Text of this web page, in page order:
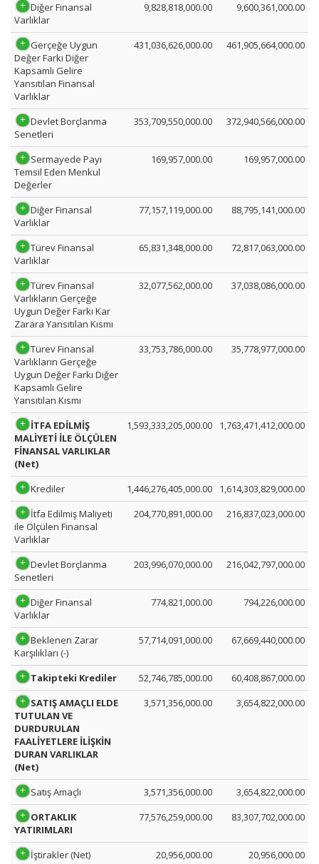
Diğer Finansal
Varlıklar
9,828,818,000.00 9,600,361,000.00
Gerçeğe Uygun
Değer Farkı Diğer
Kapsamlı Gelire
Yansıtılan Finansal
Varlıklar
431,036,626,000.00 461,905,664,000.00
Devlet Borçlanma
Senetleri
353,709,550,000.00 372,940,566,000.00
Sermayede Payı
Temsil Eden Menkul
Değerler
169,957,000.00 169,957,000.00
Diğer Finansal
Varlıklar
77,157,119,000.00 88,795,141,000.00
Türev Finansal
Varlıklar
65,831,348,000.00 72,817,063,000.00
Türev Finansal
Varlıkların Gerçeğe
Uygun Değer Farkı Kar
Zarara Yansıtılan Kısmı
32,077,562,000.00 37,038,086,000.00
Türev Finansal
Varlıkların Gerçeğe
Uygun Değer Farkı Diğer
Kapsamlı Gelire
Yansıtılan Kısmı
33,753,786,000.00 35,778,977,000.00
İTFA EDİLMİŞ
MALİYETİ İLE ÖLÇÜLEN
FİNANSAL VARLIKLAR
(Net)
1,593,333,205,000.00 1,763,471,412,000.00
Krediler 1,446,276,405,000.00
1,614,303,829,000.00
İtfa Edilmiş Maliyeti
ile Ölçülen Finansal
Varlıklar
204,770,891,000.00 216,837,023,000.00
Devlet Borçlanma
Senetleri
203,996,070,000.00 216,042,797,000.00
Diğer Finansal
Varlıklar
774,821,000.00 794,226,000.00
Beklenen Zarar
Karşılıkları (-)
57,714,091,000.00 67,669,440,000.00
Takipteki Krediler 52,746,785,000.00
60,408,867,000.00
SATIŞ AMAÇLI ELDE
TUTULAN VE
DURDURULAN
FAALİYETLERE İLİŞKİN
DURAN VARLIKLAR
(Net)
3,571,356,000.00 3,654,822,000.00
Satış Amaçlı 3,571,356,000.00
3,654,822,000.00
ORTAKLIK
YATIRIMLARI
77,576,259,000.00 83,307,702,000.00
İştirakler (Net) 20,956,000.00 20,956,000.00